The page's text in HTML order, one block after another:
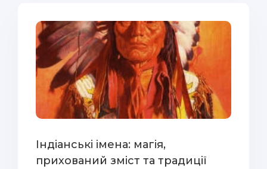
Індіанські імена: магія,
прихований зміст та традиції